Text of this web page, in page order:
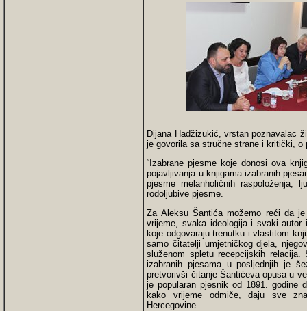
Dijana Hadžizukić, vrstan poznavalac
je govorila sa stručne strane i kritički,
“Izabrane pjesme koje donosi ova
pojavlјivanja u knjigama izabranih
pjesme melanholičnih raspoloženja,
rodolјubive pjesme.
Za Aleksu Šantića možemo reći da
vrijeme, svaka ideologija i svaki autor
koje odgovaraju trenutku i vlastitom
samo čitatelјi umjetničkog djela,
služenom spletu recepcijskih
izabranih pjesama u poslјednjih je
pretvorivši čitanje Šantićeva opusa u
je popularan pjesnik od 1891.
kako vrijeme odmiče, daju sve
Hercegovine.